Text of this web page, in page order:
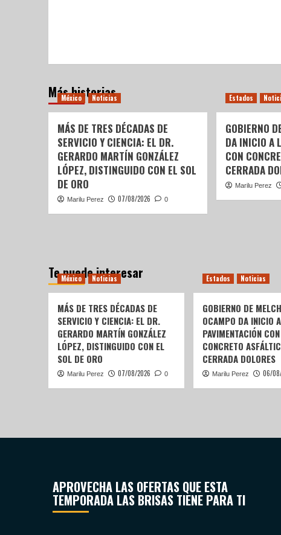
Más historias
México Noticias
MÁS DE TRES DÉCADAS DE
SERVICIO Y CIENCIA: EL DR.
GERARDO MARTÍN GONZÁLEZ
LÓPEZ, DISTINGUIDO CON EL SOL
DE ORO
Marilu Perez 07/08/2026 0
Estados
GOBIERNO
DA INICIO A
CON
CERRADA
Marilu Perez
Te puede interesar
México Noticias
MÁS DE TRES DÉCADAS DE
SERVICIO Y CIENCIA: EL DR.
GERARDO MARTÍN GONZÁLEZ
LÓPEZ, DISTINGUIDO CON EL
SOL DE ORO
Marilu Perez 07/08/2026 0
Estados Noticias
GOBIERNO DE
OCAMPO DA INICIO
PAVIMENTACIÓN CON
CONCRETO
CERRADA DOLORES
Marilu Perez 06/
APROVECHA LAS OFERTAS QUE ESTA
TEMPORADA LAS BRISAS TIENE PARA TI